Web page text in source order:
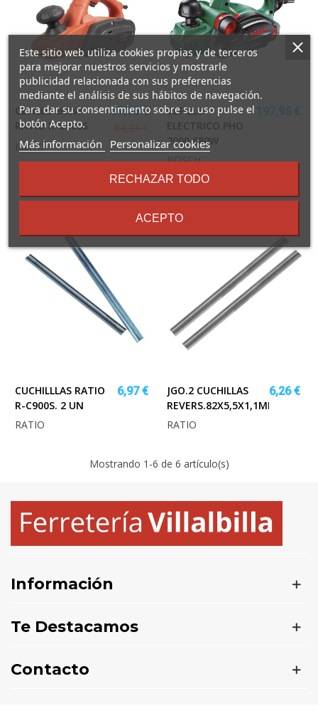
CEPILLO 900W
RATIO R-C900S
67,95 €
84,01 €
RATIO
CEPILLO
ELECTRICO PHO
2000 680W
BOSCH
CUCHILLLAS RATIO
R-C900S. 2 UN
6,97 €
RATIO
JGO.2 CUCHILLAS
REVERS.82X5,5X1,1MM.RATI
6,26 €
RATIO
Mostrando 1 -6 de 6 artículo(s)
Información
Te Destacamos
Contacto
Este sitio web utiliza cookies propias y de terceros
para mejorar nuestros servicios y mostrarle
publicidad relacionada con sus preferencias
mediante el análisis de sus hábitos de navegación.
Para dar su consentimiento sobre su uso pulse el
botón Acepto.
Más información
sobre
términos
condiciones
Personalizar cookies
RECHAZAR TODO
ACEPTO